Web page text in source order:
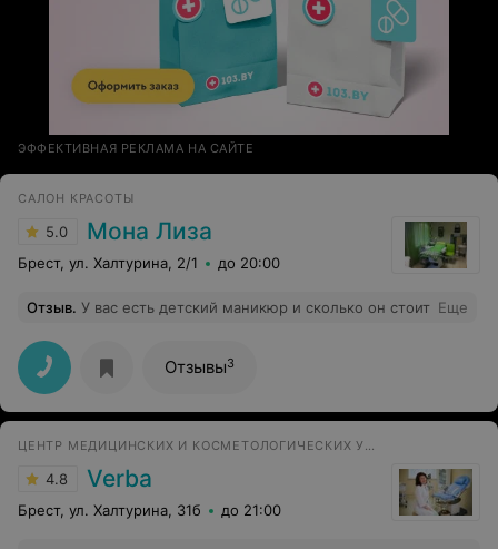
ЭФФЕКТИВНАЯ РЕКЛАМА НА САЙТЕ
САЛОН КРАСОТЫ
5.0 Мона Лиза
Брест, ул. Халтурина, 2/1 до 20:00
Отзыв. У вас есть детский маникюр и сколько он стоит Еще
Отзывы3
ЦЕНТР МЕДИЦИНСКИХ И КОСМЕТОЛОГИЧЕСКИХ УСЛУГ
4.8 Verba
Брест, ул. Халтурина, 31б до 21:00